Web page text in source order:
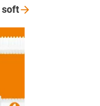
soft